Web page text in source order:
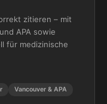
zitieren – mit
APA sowie
für medizinische
Vancouver & APA